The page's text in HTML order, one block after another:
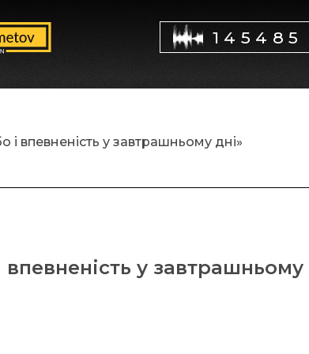
145485
у завтрашньому
і впевненість у завтрашньому дні»